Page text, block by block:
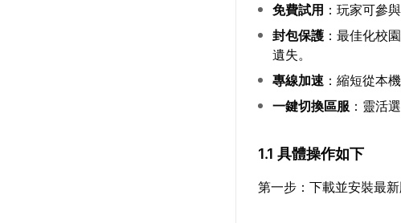
免費試用 ：玩家可參
封包保護 ：最佳化校
遺失。
專線加速 ：縮短從本
一鍵切換區服 ：靈活
1.1 具體操作如下
第一步：下載並安裝最